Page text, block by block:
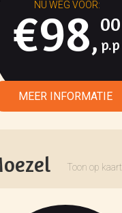
€98,
00
Toon op kaart